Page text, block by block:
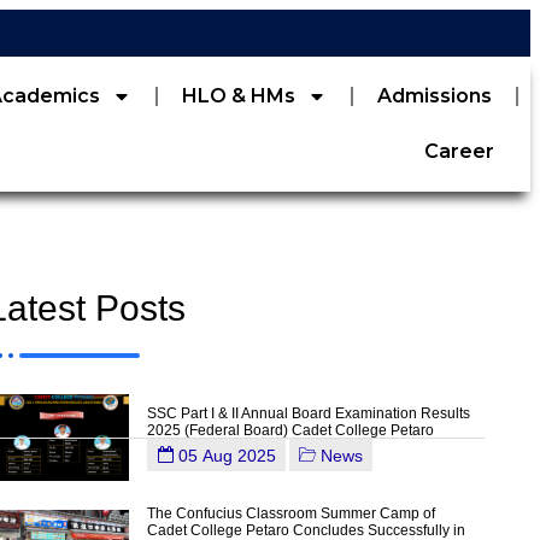
HLO & HMs Admissions
Career
Posts
SSC Part I & II Annual Board Examination Results
2025 (Federal Board) Cadet College Petaro
05 Aug 2025 News
The Confucius Classroom Summer Camp of
Cadet College Petaro Concludes Successfully in